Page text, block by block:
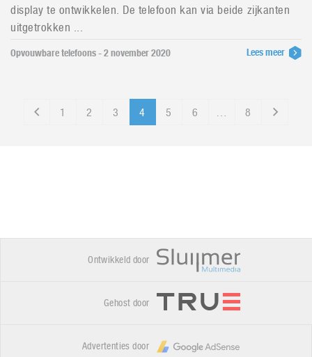
display te ontwikkelen. De telefoon kan via beide zijkanten
uitgetrokken ...
Opvouwbare telefoons - 2 november 2020 Lees meer
1 2 3 4 5 6 … 8
Ontwikkeld door
Gehost door
Advertenties door